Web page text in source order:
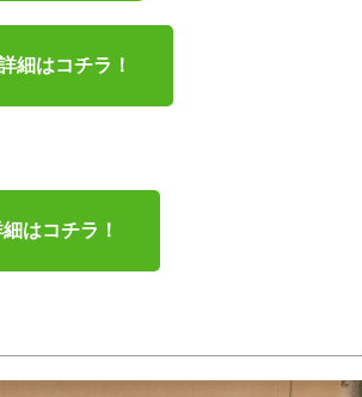
細はコチラ！
はコチラ！